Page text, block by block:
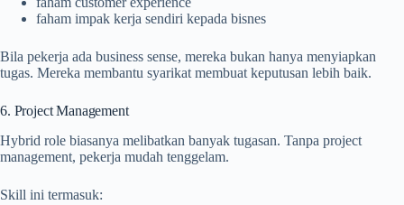
faham impak kerja sendiri kepada bisnes
Bila pekerja ada business sense, mereka bukan hanya menyiapkan
tugas. Mereka membantu syarikat membuat keputusan lebih baik.
6. Project Management
Hybrid role biasanya melibatkan banyak tugasan. Tanpa project
management, pekerja mudah tenggelam.
Skill ini termasuk: